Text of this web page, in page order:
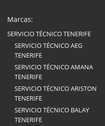
Marcas:
SERVICIO TÉCNICO TENERIFE
SERVICIO TÉCNICO AEG
TENERIFE
SERVICIO TÉCNICO AMANA
TENERIFE
SERVICIO TÉCNICO ARISTON
TENERIFE
SERVICIO TÉCNICO BALAY
TENERIFE